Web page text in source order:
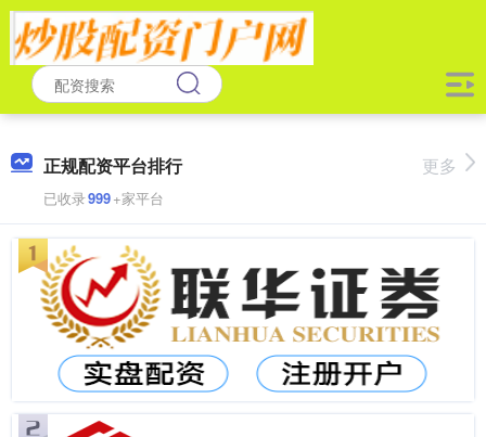
正规配资平台排行
已收录999+家平台
更多